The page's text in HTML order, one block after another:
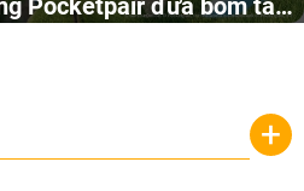
Pocketpair đưa bom tấn
thức từ công ty game Nhật Bản
+